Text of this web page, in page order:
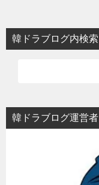
ビ
ゲ
ョ
ン
韓ドラブログ内検索
韓ドラブログ運営者